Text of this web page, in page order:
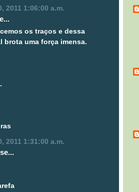
2011 1:06:00 a.m.
os traços e dessa
brota uma força imensa.
2011 1:31:00 a.m.